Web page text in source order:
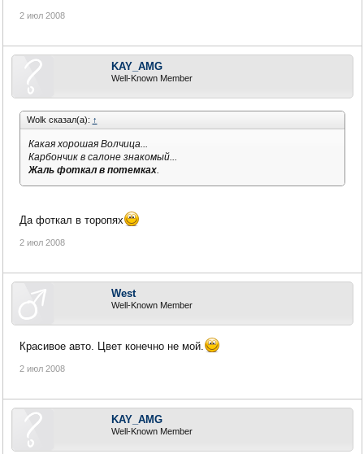
2 июл 2008
KAY_AMG
Well-Known Member
Wolk сказал(а): ↑
Какая хорошая Волчица...
Карбончик в салоне знакомый...
Жаль фоткал в потемках.
Да фоткал в торопях
2 июл 2008
West
Well-Known Member
Красивое авто. Цвет конечно не мой.
2 июл 2008
KAY_AMG
Well-Known Member